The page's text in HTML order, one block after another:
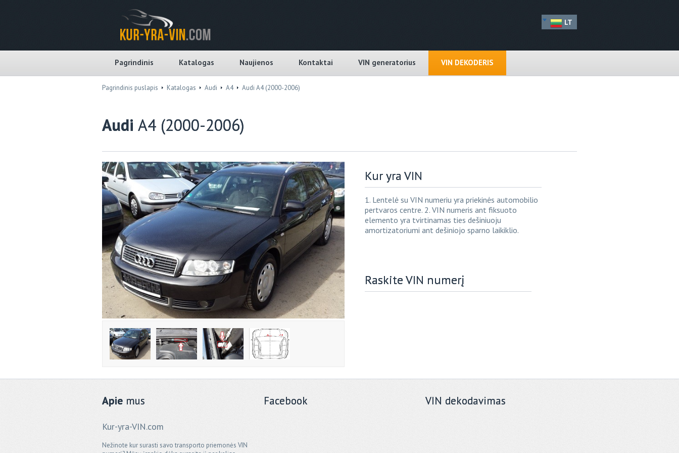
LT
Pagrindinis Katalogas Naujienos Kontaktai VIN generatorius VIN DEKODERIS
Pagrindinis puslapis Katalogas Audi A4 Audi A4 (2000-2006)
Audi A4 (2000-2006)
Kur yra VIN
1. Lentelė su VIN numeriu yra priekinės automobilio
pertvaros centre. 2. VIN numeris ant fiksuoto
elemento yra tvirtinamas ties dešiniuoju
amortizatoriumi ant dešiniojo sparno laikiklio.
Raskite VIN numerį
Apie mus
Kur-yra-VIN.com
Nežinote kur surasti savo transporto priemonės VIN
Facebook VIN dekodavimas